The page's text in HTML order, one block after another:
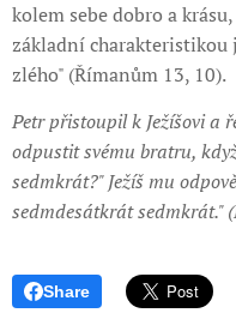
kolem sebe dobro a
základní
zlého" (Římanům 13, 10).
Petr přistoupil k Ježíšovi a
odpustit svému bratru,
sedmkrát?" Ježíš mu
sedmdesátkrát sedmkrát."
Share